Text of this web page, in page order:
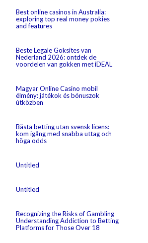
Best online casinos in Australia:
exploring top real money pokies
and features
Beste Legale Goksites van
Nederland 2026: ontdek de
voordelen van gokken met iDEAL
Magyar Online Casino mobil
élmény: játékok és bónuszok
útközben
Bästa betting utan svensk licens:
kom igång med snabba uttag och
höga odds
Untitled
Untitled
Recognizing the Risks of Gambling
Understanding Addiction to Betting
Platforms for Those Over 18